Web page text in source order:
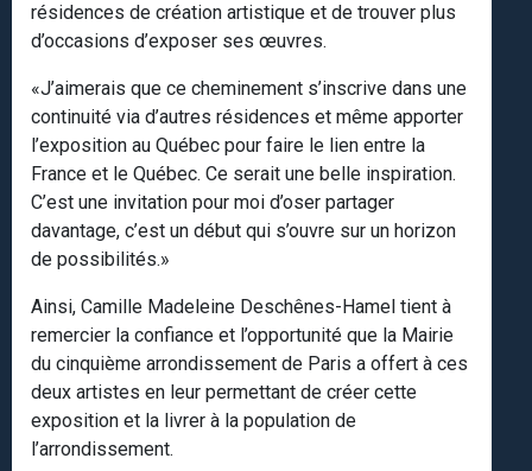
résidences de création artistique et de trouver plus
d’occasions d’exposer ses œuvres.
«J’aimerais que ce cheminement s’inscrive dans une
continuité via d’autres résidences et même apporter
l’exposition au Québec pour faire le lien entre la
France et le Québec. Ce serait une belle inspiration.
C’est une invitation pour moi d’oser partager
davantage, c’est un début qui s’ouvre sur un horizon
de possibilités.»
Ainsi, Camille Madeleine Deschênes-Hamel tient à
remercier la confiance et l’opportunité que la Mairie
du cinquième arrondissement de Paris a offert à ces
deux artistes en leur permettant de créer cette
exposition et la livrer à la population de
l’arrondissement.